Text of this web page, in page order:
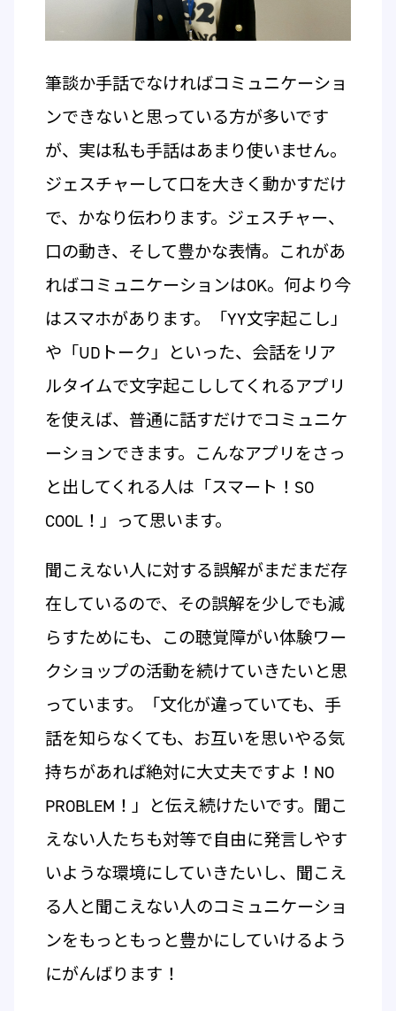
筆談か手話でなければコミュニケーショ
ンできないと思っている方が多いです
が、実は私も手話はあまり使いません。
ジェスチャーして口を大きく動かすだけ
で、かなり伝わります。ジェスチャー、
口の動き、そして豊かな表情。これがあ
ればコミュニケーションはOK。何より今
はスマホがあります。「YY文字起こし」
や「UDトーク」といった、会話をリア
ルタイムで文字起こししてくれるアプリ
を使えば、普通に話すだけでコミュニケ
ーションできます。こんなアプリをさっ
と出してくれる人は「スマート！SO
COOL！」って思います。
聞こえない人に対する誤解がまだまだ存
在しているので、その誤解を少しでも減
らすためにも、この聴覚障がい体験ワー
クショップの活動を続けていきたいと思
っています。「文化が違っていても、手
話を知らなくても、お互いを思いやる気
持ちがあれば絶対に大丈夫ですよ！NO
PROBLEM！」と伝え続けたいです。聞こ
えない人たちも対等で自由に発言しやす
いような環境にしていきたいし、聞こえ
る人と聞こえない人のコミュニケーショ
ンをもっともっと豊かにしていけるよう
にがんばります！